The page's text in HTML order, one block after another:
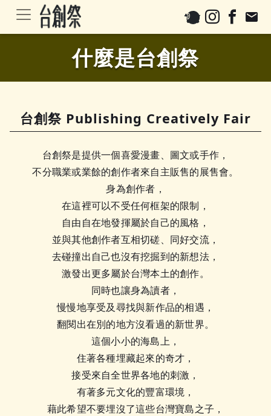
email
什麼是台創祭
台創祭 Publishing Creatively Fair
台創祭是提供一個喜愛漫畫、圖文或手作，
不分職業或業餘的創作者來自主販售的展售會。
身為創作者，
在這裡可以不受任何框架的限制，
自由自在地發揮屬於自己的風格，
並與其他創作者互相切磋、同好交流，
去碰撞出自己也沒有挖掘到的新想法，
激發出更多屬於台灣本土的創作。
同時也讓身為讀者，
慢慢地享受及尋找與新作品的相遇，
翻閱出在別的地方沒看過的新世界。
這個小小的海島上，
住著各種埋藏起來的奇才，
接受來自全世界各地的刺激，
有著多元文化的豐富環境，
藉此希望不要埋沒了這些台灣寶島之子，